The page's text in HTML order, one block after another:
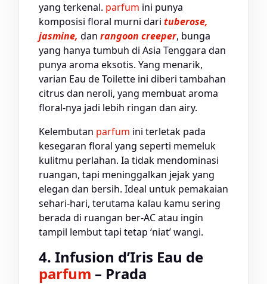
yang terkenal. parfum ini punya
komposisi floral murni dari tuberose,
jasmine, dan rangoon creeper, bunga
yang hanya tumbuh di Asia Tenggara dan
punya aroma eksotis. Yang menarik,
varian Eau de Toilette ini diberi tambahan
citrus dan neroli, yang membuat aroma
floral-nya jadi lebih ringan dan airy.
Kelembutan parfum ini terletak pada
kesegaran floral yang seperti memeluk
kulitmu perlahan. Ia tidak mendominasi
ruangan, tapi meninggalkan jejak yang
elegan dan bersih. Ideal untuk pemakaian
sehari-hari, terutama kalau kamu sering
berada di ruangan ber-AC atau ingin
tampil lembut tapi tetap ‘niat’ wangi.
4. Infusion d’Iris Eau de
parfum – Prada